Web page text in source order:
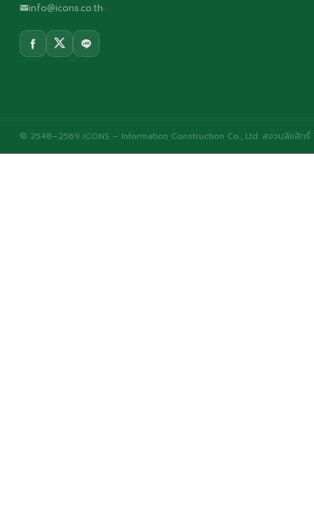
info@icons.co.th
© 2548–2569 iCONS – Information Construction Co., Ltd. สงวนลิขสิทธิ์